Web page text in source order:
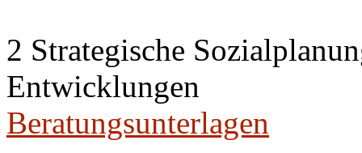
2 Strategische
Entwicklungen
Beratungsunterlagen